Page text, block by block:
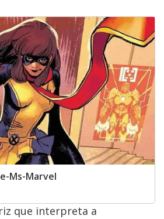
Ms-Marvel
que interpreta a